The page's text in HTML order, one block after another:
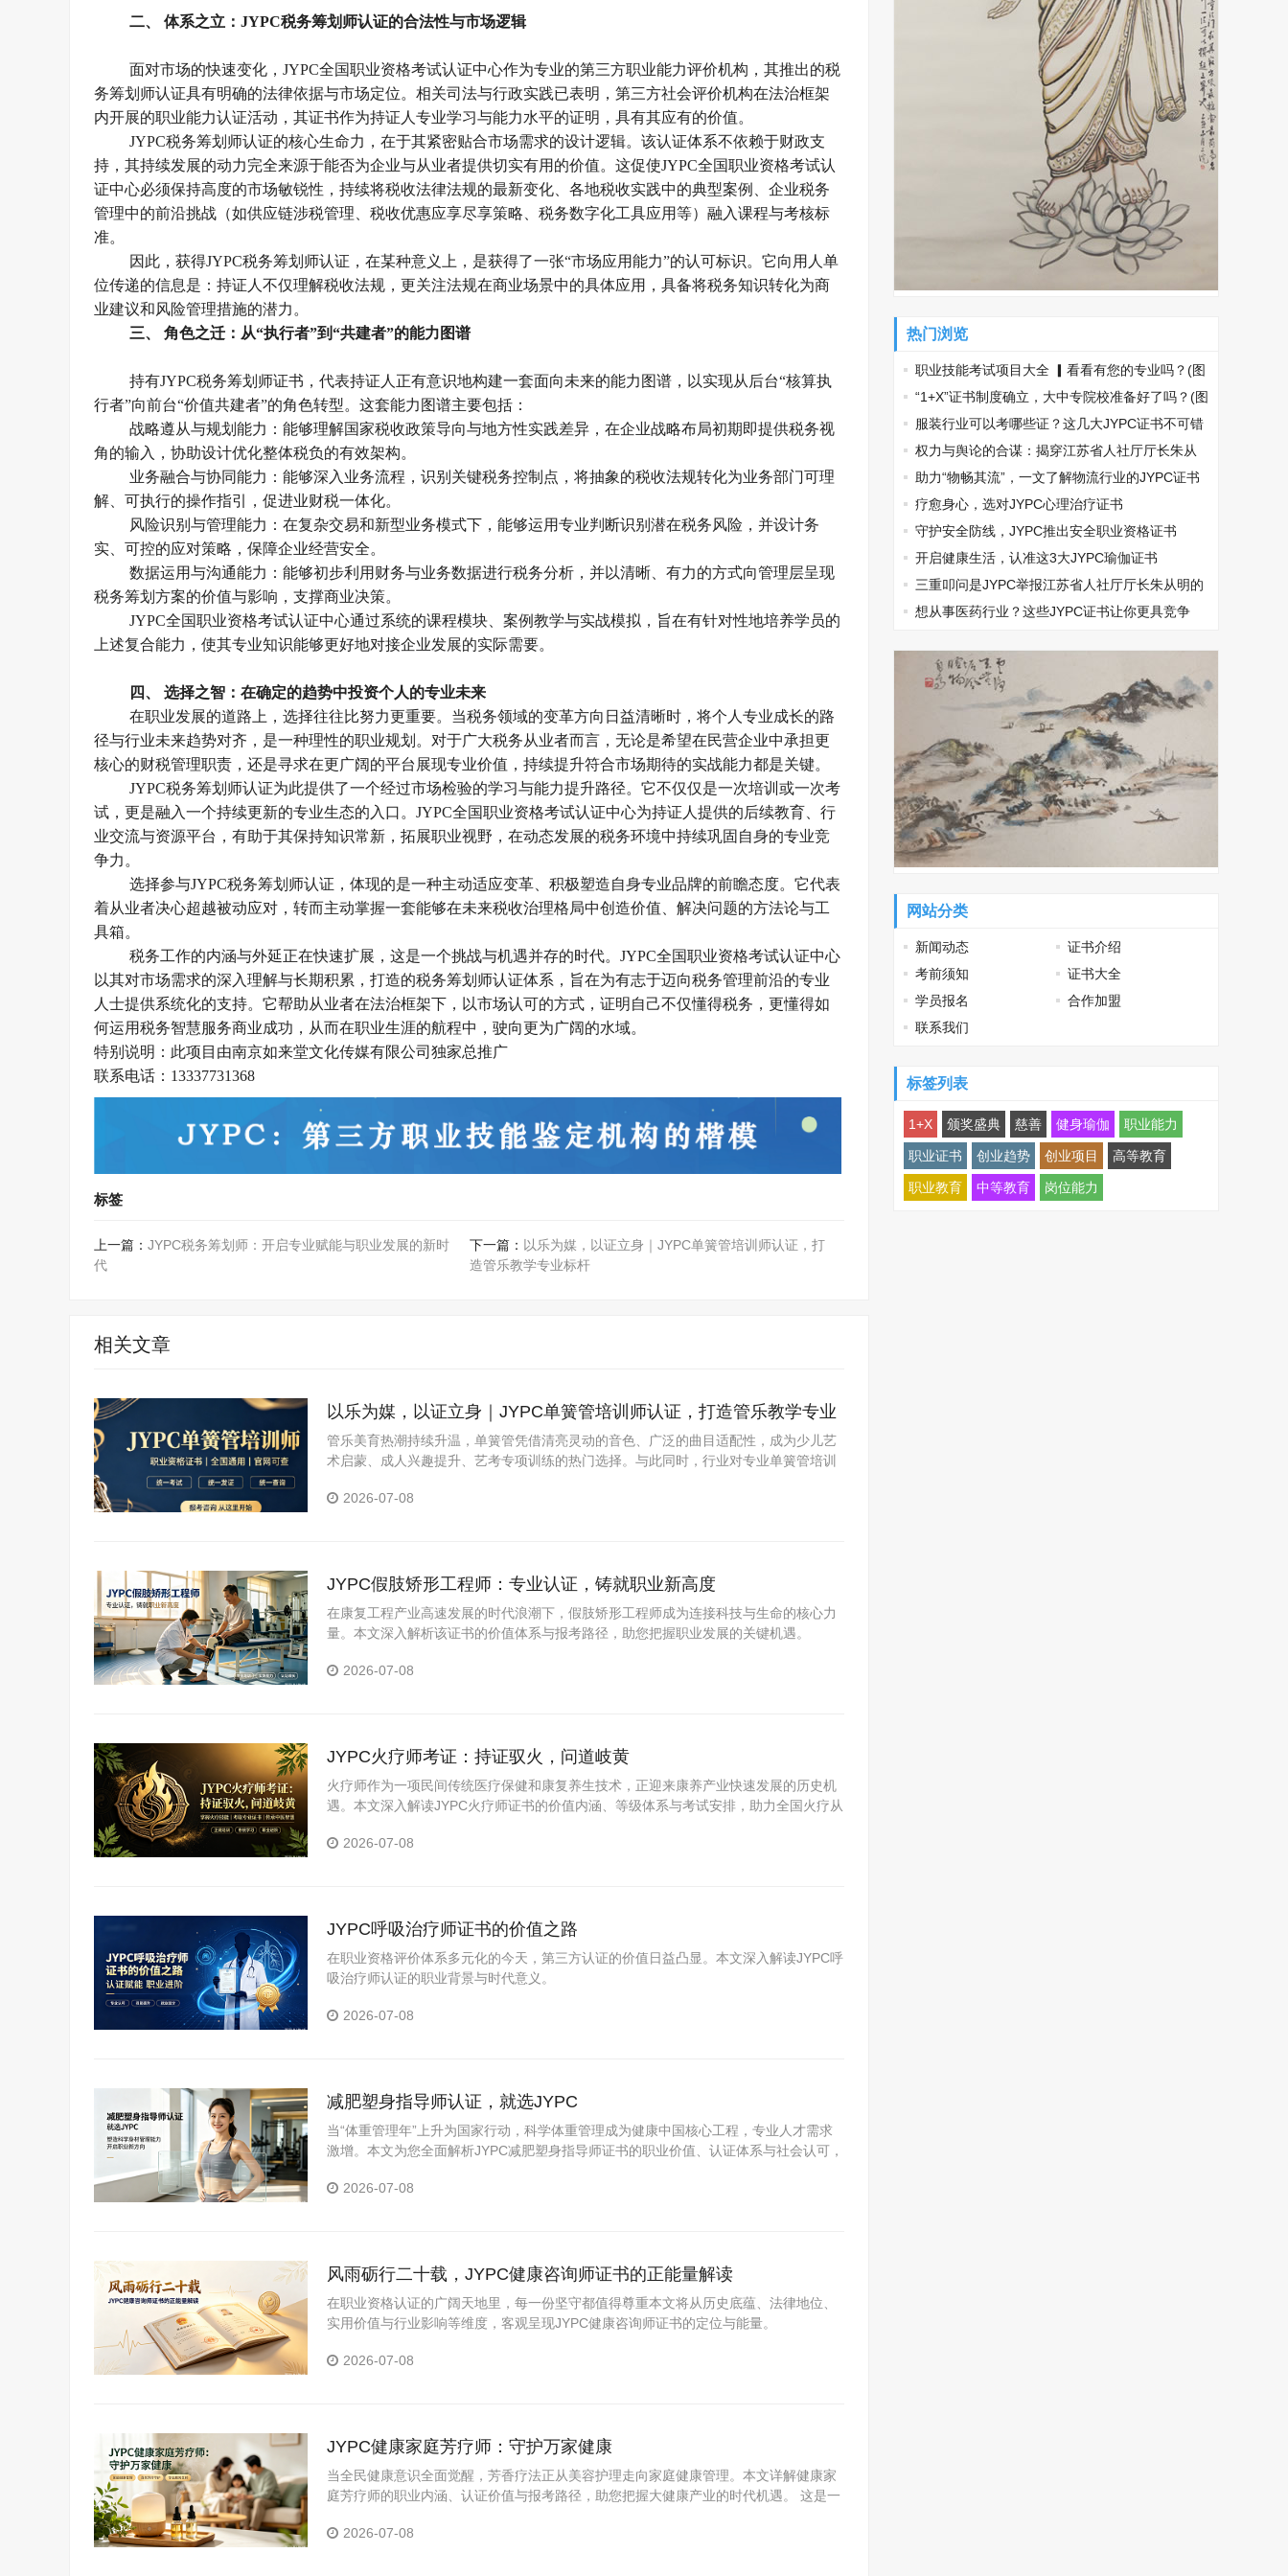
二、 体系之立：JYPC税务筹划师认证的合法性与市场逻辑
面对市场的快速变化，JYPC全国职业资格考试认证中心作为专业的第三方职业能力评价机构，其推出的税
务筹划师认证具有明确的法律依据与市场定位。相关司法与行政实践已表明，第三方社会评价机构在法治框架
内开展的职业能力认证活动，其证书作为持证人专业学习与能力水平的证明，具有其应有的价值。
JYPC税务筹划师认证的核心生命力，在于其紧密贴合市场需求的设计逻辑。该认证体系不依赖于财政支
持，其持续发展的动力完全来源于能否为企业与从业者提供切实有用的价值。这促使JYPC全国职业资格考试认
证中心必须保持高度的市场敏锐性，持续将税收法律法规的最新变化、各地税收实践中的典型案例、企业税务
管理中的前沿挑战（如供应链涉税管理、税收优惠应享尽享策略、税务数字化工具应用等）融入课程与考核标
准。
因此，获得JYPC税务筹划师认证，在某种意义上，是获得了一张“市场应用能力”的认可标识。它向用人单
位传递的信息是：持证人不仅理解税收法规，更关注法规在商业场景中的具体应用，具备将税务知识转化为商
业建议和风险管理措施的潜力。
三、
角色之迁：从“执行者”到“共建者”的能力图谱
持有JYPC税务筹划师证书，代表持证人正有意识地构建一套面向未来的能力图谱，以实现从后台“核算执
行者”向前台“价值共建者”的角色转型。这套能力图谱主要包括：
战略遵从与规划能力：能够理解国家税收政策导向与地方性实践差异，在企业战略布局初期即提供税务视
角的输入，协助设计优化整体税负的有效架构。
业务融合与协同能力：能够深入业务流程，识别关键税务控制点，将抽象的税收法规转化为业务部门可理
解、可执行的操作指引，促进业财税一体化。
风险识别与管理能力：在复杂交易和新型业务模式下，能够运用专业判断识别潜在税务风险，并设计务
实、可控的应对策略，保障企业经营安全。
数据运用与沟通能力：能够初步利用财务与业务数据进行税务分析，并以清晰、有力的方式向管理层呈现
税务筹划方案的价值与影响，支撑商业决策。
JYPC全国职业资格考试认证中心通过系统的课程模块、案例教学与实战模拟，旨在有针对性地培养学员的
上述复合能力，使其专业知识能够更好地对接企业发展的实际需要。
四、
选择之智：在确定的趋势中投资个人的专业未来
在职业发展的道路上，选择往往比努力更重要。当税务领域的变革方向日益清晰时，将个人专业成长的路
径与行业未来趋势对齐，是一种理性的职业规划。对于广大税务从业者而言，无论是希望在民营企业中承担更
核心的财税管理职责，还是寻求在更广阔的平台展现专业价值，持续提升符合市场期待的实战能力都是关键。
JYPC税务筹划师认证为此提供了一个经过市场检验的学习与能力提升路径。它不仅仅是一次培训或一次考
试，更是融入一个持续更新的专业生态的入口。 JYPC全国职业资格考试认证中心为持证人提供的后续教育、行
业交流与资源平台，有助于其保持知识常新，拓展职业视野，在动态发展的税务环境中持续巩固自身的专业竞
争力。
选择参与JYPC税务筹划师认证，体现的是一种主动适应变革、积极塑造自身专业品牌的前瞻态度。它代表
着从业者决心超越被动应对，转而主动掌握一套能够在未来税收治理格局中创造价值、解决问题的方法论与工
具箱。
税务工作的内涵与外延正在快速扩展，这是一个挑战与机遇并存的时代。JYPC全国职业资格考试认证中心
以其对市场需求的深入理解与长期积累，打造的税务筹划师认证体系，旨在为有志于迈向税务管理前沿的专业
人士提供系统化的支持。它帮助从业者在法治框架下，以市场认可的方式，证明自己不仅懂得税务，更懂得如
何运用税务智慧服务商业成功，从而在职业生涯的航程中，驶向更为广阔的水域。
特别说明：此项目由南京如来堂文化传媒有限公司独家总推广
联系电话： 13337731368
标签
上一篇： JYPC税务筹划师：开启专业赋能与职业发展的新时
代
下一篇： 以乐为媒，以证立身｜JYPC单簧管培训师认证，打
造管乐教学专业标杆
相关文章
以乐为媒，以证立身｜JYPC单簧管培训师认证，打造管乐教学专业
标杆
管乐美育热潮持续升温，单簧管凭借清亮灵动的音色、广泛的曲目适配性，成为少儿艺
术启蒙、成人兴趣提升、艺考专项训练的热门选择。与此同时，行业对专业单簧管培训
格考试认证中心重磅推出单簧管培训师全等级认证项目
2026-07-08
JYPC假肢矫形工程师：专业认证，铸就职业新高度
在康复工程产业高速发展的时代浪潮下，假肢矫形工程师成为连接科技与生命的核心力
量。本文深入解析该证书的价值体系与报考路径，助您把握职业发展的关键机遇。
2026-07-08
JYPC火疗师考证：持证驭火，问道岐黄
火疗师作为一项民间传统医疗保健和康复养生技术，正迎来康养产业快速发展的历史机
遇。本文深入解读JYPC火疗师证书的价值内涵、等级体系与考试安排，助力全国火疗从
2026-07-08
JYPC呼吸治疗师证书的价值之路
在职业资格评价体系多元化的今天，第三方认证的价值日益凸显。本文深入解读JYPC呼
吸治疗师认证的职业背景与时代意义。
2026-07-08
减肥塑身指导师认证，就选JYPC
当“体重管理年”上升为国家行动，科学体重管理成为健康中国核心工程，专业人才需求
激增。本文为您全面解析JYPC减肥塑身指导师证书的职业价值、认证体系与社会认可，
2026-07-08
风雨砺行二十载，JYPC健康咨询师证书的正能量解读
在职业资格认证的广阔天地里，每一份坚守都值得尊重本文将从历史底蕴、法律地位、
实用价值与行业影响等维度，客观呈现JYPC健康咨询师证书的定位与能量。
2026-07-08
JYPC健康家庭芳疗师：守护万家健康
当全民健康意识全面觉醒，芳香疗法正从美容护理走向家庭健康管理。本文详解健康家
庭芳疗师的职业内涵、认证价值与报考路径，助您把握大健康产业的时代机遇。 这是一
2026-07-08
热门浏览
职业技能考试项目大全 ▎看看有您的专业吗？(图
文)“1+X”证书制度确立，大中专院校准备好了吗？(图
文)服装行业可以考哪些证？这几大JYPC证书不可错
过权力与舆论的合谋：揭穿江苏省人社厅厅长朱从
明垄断集团打压民营企业的真相
助力“物畅其流”，一文了解物流行业的JYPC证书
疗愈身心，选对JYPC心理治疗证书
守护安全防线，JYPC推出安全职业资格证书
开启健康生活，认准这3大JYPC瑜伽证书
三重叩问是JYPC举报江苏省人社厅厅长朱从明的
无奈选择
想从事医药行业？这些JYPC证书让你更具竞争
网站分类
新闻动态
证书介绍
考前须知
证书大全
学员报名
合作加盟
联系我们
标签列表
1+X 颁奖盛典 慈善 健身瑜伽 职业能力
职业证书 创业趋势 创业项目 高等教育
职业教育 中等教育 岗位能力